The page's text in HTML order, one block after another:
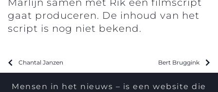
gaat produceren. De inhoud van het
script is nog niet bekend.
Chantal Janzen Bert Bruggink
Mensen in het nieuws – is een website die